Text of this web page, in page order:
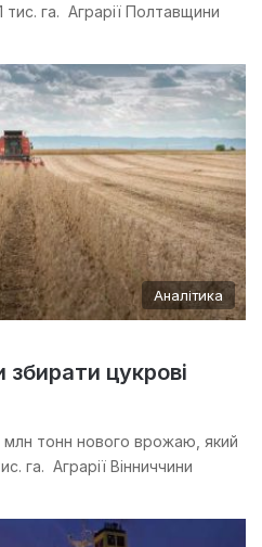
тис. га. Аграрії Полтавщини
Аналітика
збирати цукрові
млн тонн нового врожаю, який
га. Аграрії Вінниччини